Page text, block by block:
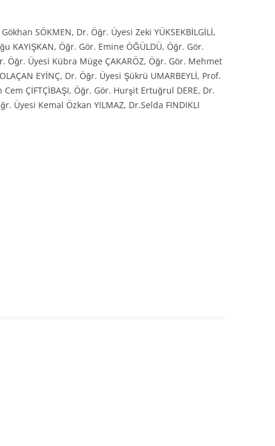
SÖKMEN, Dr. Öğr. Üyesi Zeki YÜKSEKBİLGİLİ,
KAYIŞKAN, Öğr. Gör. Emine ÖĞÜLDÜ, Öğr. Gör.
Öğr. Üyesi Kübra Müge ÇAKARÖZ, Öğr. Gör. Mehmet
EYİNÇ, Dr. Öğr. Üyesi Şükrü UMARBEYLİ, Prof.
ÇİFTÇİBAŞI, Öğr. Gör. Hurşit Ertuğrul DERE, Dr.
Üyesi Kemal Özkan YILMAZ, Dr.Selda FINDIKLI